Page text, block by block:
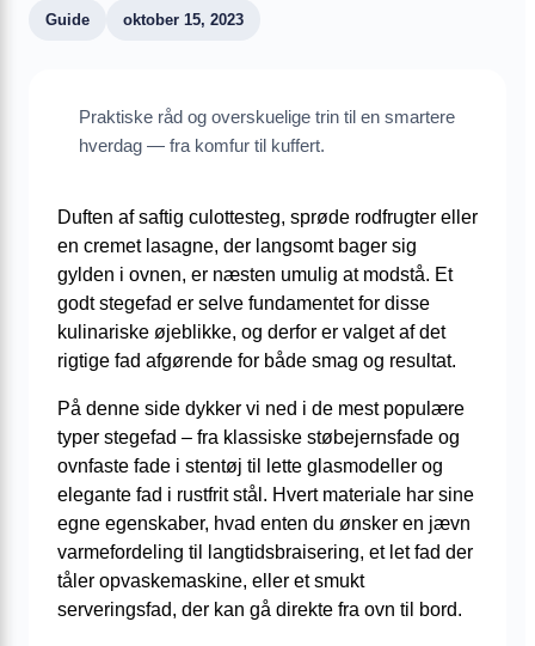
Guide oktober 15, 2023
Praktiske råd og overskuelige trin til en smartere
hverdag — fra komfur til kuffert.
Duften af saftig culottesteg, sprøde rodfrugter eller
en cremet lasagne, der langsomt bager sig
gylden i ovnen, er næsten umulig at modstå. Et
godt stegefad er selve fundamentet for disse
kulinariske øjeblikke, og derfor er valget af det
rigtige fad afgørende for både smag og resultat.
På denne side dykker vi ned i de mest populære
typer stegefad – fra klassiske støbejernsfade og
ovnfaste fade i stentøj til lette glasmodeller og
elegante fad i rustfrit stål. Hvert materiale har sine
egne egenskaber, hvad enten du ønsker en jævn
varmefordeling til langtidsbraisering, et let fad der
tåler opvaskemaskine, eller et smukt
serveringsfad, der kan gå direkte fra ovn til bord.